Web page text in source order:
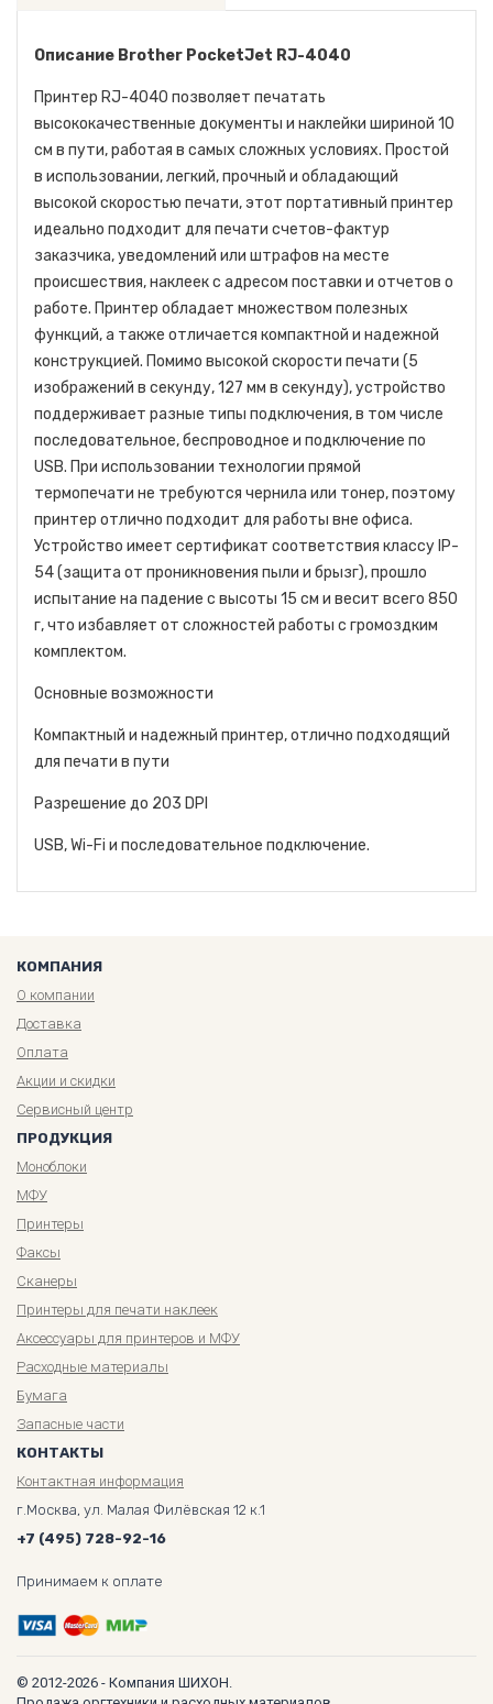
Описание Brother PocketJet RJ-4040
Принтер RJ-4040 позволяет печатать
высококачественные документы и наклейки шириной 10
см в пути, работая в самых сложных условиях. Простой
в использовании, легкий, прочный и обладающий
высокой скоростью печати, этот портативный принтер
идеально подходит для печати счетов-фактур
заказчика, уведомлений или штрафов на месте
происшествия, наклеек с адресом поставки и отчетов о
работе. Принтер обладает множеством полезных
функций, а также отличается компактной и надежной
конструкцией. Помимо высокой скорости печати (5
изображений в секунду, 127 мм в секунду), устройство
поддерживает разные типы подключения, в том числе
последовательное, беспроводное и подключение по
USB. При использовании технологии прямой
термопечати не требуются чернила или тонер, поэтому
принтер отлично подходит для работы вне офиса.
Устройство имеет сертификат соответствия классу IP-
54 (защита от проникновения пыли и брызг), прошло
испытание на падение с высоты 15 см и весит всего 850
г, что избавляет от сложностей работы с громоздким
комплектом.
Основные возможности
Компактный и надежный принтер, отлично подходящий
для печати в пути
Разрешение до 203 DPI
USB, Wi-Fi и последовательное подключение.
КОМПАНИЯ
О компании
Доставка
Оплата
Акции и скидки
Сервисный центр
ПРОДУКЦИЯ
Моноблоки
МФУ
Принтеры
Факсы
Сканеры
Принтеры для печати наклеек
Аксессуары для принтеров и МФУ
Расходные материалы
Бумага
Запасные части
КОНТАКТЫ
Контактная информация
г.Москва, ул. Малая Филёвская 12 к.1
+7 (495) 728-92-16
Принимаем к оплате
© 2012-2026 - Компания ШИХОН.